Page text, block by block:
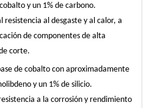
y un 1% de carbono.
resistencia al desgaste y al calor, a
de componentes de alta
corte.
de cobalto con aproximadamente
y un 1% de silicio.
a la corrosión y rendimiento